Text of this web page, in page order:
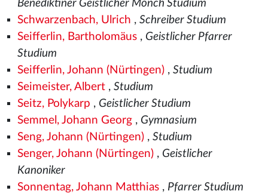
Benediktiner Geistlicher Mönch Studium
Schwarzenbach, Ulrich , Schreiber Studium
Seifferlin, Bartholomäus, Geistlicher Pfarrer
Studium
Seifferlin, Johann (Nürtingen), Studium
Seimeister, Albert, Studium
Seitz, Polykarp , Geistlicher Studium
Semmel, Johann Georg, Gymnasium
Seng, Johann (Nürtingen), Studium
Senger, Johann (Nürtingen), Geistlicher
Kanoniker
Sonnentag, Johann Matthias, Pfarrer Studium